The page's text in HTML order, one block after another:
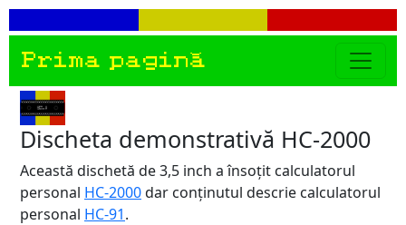
Prima pagină
Discheta demonstrativă HC-2000
Această dischetă de 3,5 inch a însoțit calculatorul
personal HC-2000dar conținutul descrie calculatorul
personal HC-91.